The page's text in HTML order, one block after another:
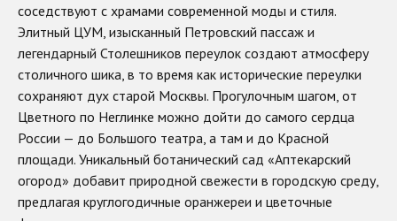
соседствуют с храмами современной моды и стиля.
Элитный ЦУМ, изысканный Петровский пассаж и
легендарный Столешников переулок создают атмосферу
столичного шика, в то время как исторические переулки
сохраняют дух старой Москвы. Прогулочным шагом, от
Цветного по Неглинке можно дойти до самого сердца
России — до Большого театра, а там и до Красной
площади. Уникальный ботанический сад «Аптекарский
огород» добавит природной свежести в городскую среду,
предлагая круглогодичные оранжереи и цветочные